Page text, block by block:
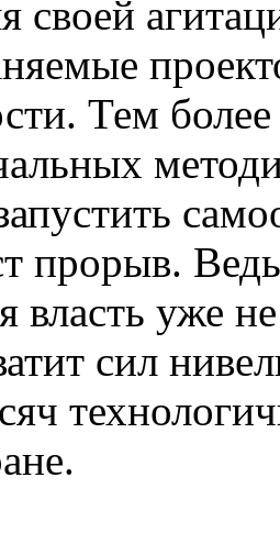
своей
Тем
прорыв.
власть уже
сил